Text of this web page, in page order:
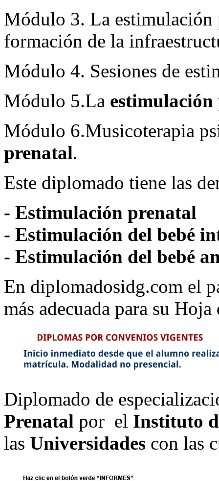
Módulo 3. La estimulación
formación de la
Módulo 4. Sesiones de
Módulo 5.La
Módulo 6.Musicoterapia
prenatal.
Este diplomado tiene las
- Estimulación prenatal
- Estimulación del bebé
- Estimulación del bebé
En diplomadosidg.com el
más adecuada para su
Diplomado de
Prenatal por el Instituto
las Universidades con las